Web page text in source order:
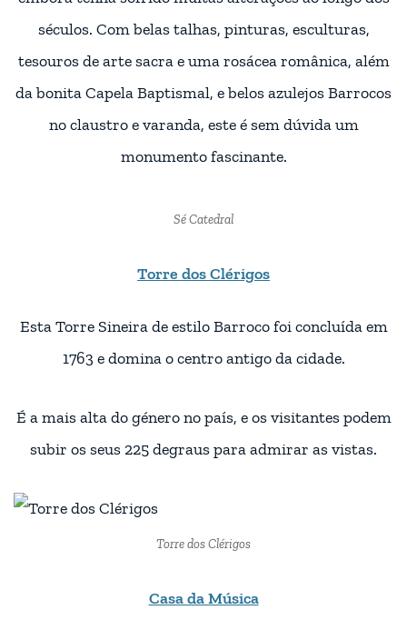
séculos. Com belas talhas, pinturas, esculturas,
tesouros de arte sacra e uma rosácea românica, além
da bonita Capela Baptismal, e belos azulejos Barrocos
no claustro e varanda, este é sem dúvida um
monumento fascinante.
Sé Catedral
Torre dos Clérigos
Esta Torre Sineira de estilo Barroco foi concluída em
1763 e domina o centro antigo da cidade.
É a mais alta do género no país, e os visitantes podem
subir os seus 225 degraus para admirar as vistas.
Torre dos Clérigos
Casa da Música